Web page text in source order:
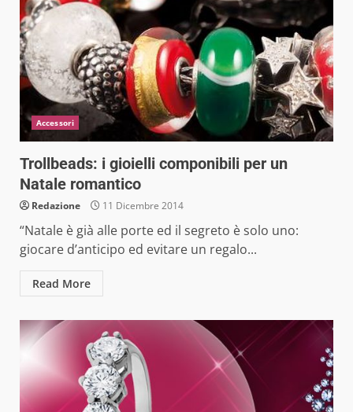
Accessori
Trollbeads: i gioielli componibili per un
Natale romantico
Redazione 11 Dicembre 2014
“Natale è già alle porte ed il segreto è solo uno:
giocare d’anticipo ed evitare un regalo...
Read More